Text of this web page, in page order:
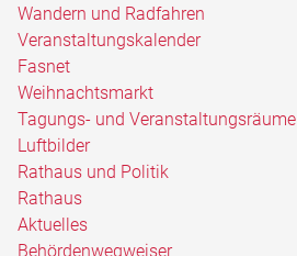
Wandern und Radfahren
Veranstaltungskalender
Fasnet
Weihnachtsmarkt
Tagungs- und Veranstaltungsräume
Luftbilder
Rathaus und Politik
Rathaus
Aktuelles
Behördenwegweiser